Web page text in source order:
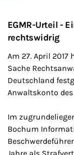
EGMR-Urteil -
rechtswidrig
Am 27. April
Sache
Deutschland
Anwaltskonto
Im
Bochum